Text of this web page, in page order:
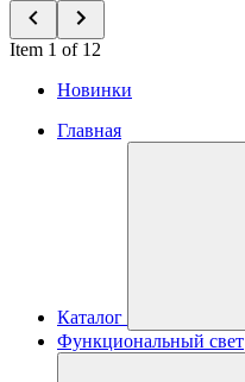
Item 1 of 12
Новинки
Главная
Каталог
Функциональный свет